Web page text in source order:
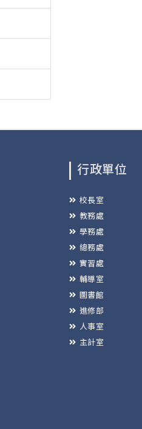
行政單位
校長室
教務處
學務處
總務處
實習處
輔導室
圖書館
進修部
人事室
主計室